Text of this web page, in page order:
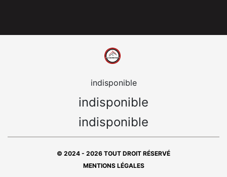
indisponible
indisponible
indisponible
© 2024 - 2026 TOUT DROIT RÉSERVÉ
MENTIONS LÉGALES